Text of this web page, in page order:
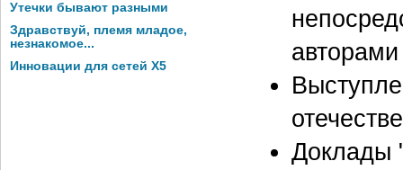
Утечки бывают разными
Здравствуй, племя младое,
незнакомое...
Инновации для сетей X5
Доклады